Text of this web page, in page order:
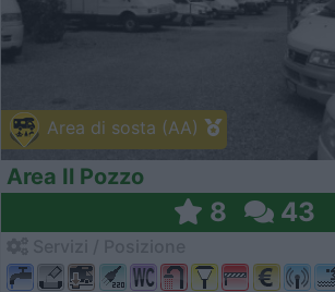
Area di sosta (AA)
Area Il Pozzo
8 43